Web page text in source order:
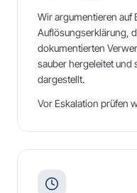
Wir argumentieren auf
Auflösungserklärung,
dokumentierten
sauber hergeleitet
dargestellt.
Vor Eskalation prüfen